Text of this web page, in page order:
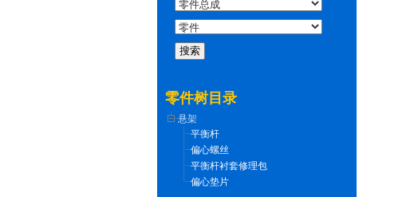
零件树目录
悬架
平衡杆
偏心螺丝
平衡杆衬套修理包
偏心垫片